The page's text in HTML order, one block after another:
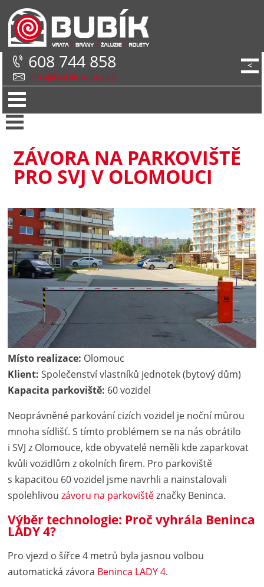
608 744 858
info@bubik-vrata.cz
<
ZÁVORA NA PARKOVIŠTĚ
PRO SVJ V OLOMOUCI
Místo realizace: Olomouc
Klient: Společenství vlastníků jednotek (bytový dům)
Kapacita parkoviště: 60 vozidel
Neoprávněné parkování cizích vozidel je noční můrou
mnoha sídlišť. S tímto problémem se na nás obrátilo
i SVJ z Olomouce, kde obyvatelé neměli kde zaparkovat
kvůli vozidlům z okolních firem. Pro parkoviště
s kapacitou 60 vozidel jsme navrhli a nainstalovali
spolehlivouzávoru na parkovištěznačky Beninca.
Výběr technologie: Proč vyhrála Beninca
LADY 4?
Pro vjezd o šířce 4 metrů byla jasnou volbou
automatická závora Beninca LADY 4.